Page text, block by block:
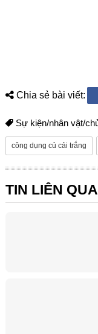
Chia sẻ bài viết:
Sự kiện/nhân vật/
công dụng củ cải trắng
TIN LIÊN